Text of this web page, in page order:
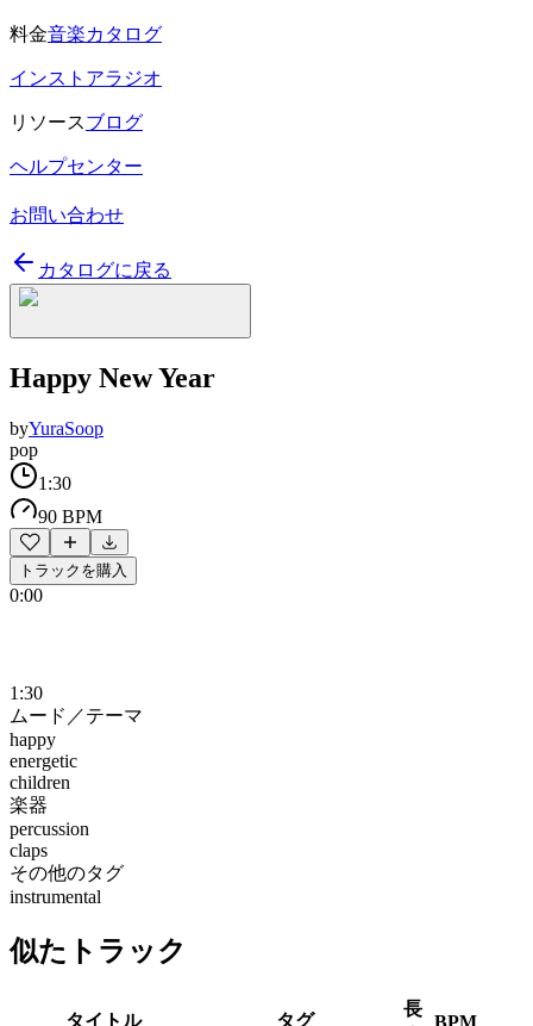
料金音楽カタログ
インストアラジオ
リソースブログ
ヘルプセンター
お問い合わせ
カタログに戻る
Happy New Year
byYuraSoop
pop
1:30
90 BPM
トラックを購入
0:00
1:30
ムード／テーマ
happy
energetic
children
楽器
percussion
claps
その他のタグ
instrumental
似たトラック
タイトル タグ
長
BPM